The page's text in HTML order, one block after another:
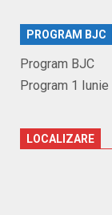
PROGRAM BJC
Program BJC
Program 1 Iunie
LOCALIZARE